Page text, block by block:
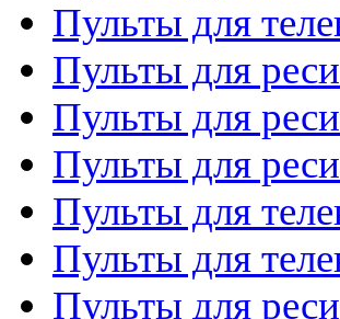
Пульты для
Пульты для
Пульты для
Пульты для
Пульты для
Пульты для
Пульты для